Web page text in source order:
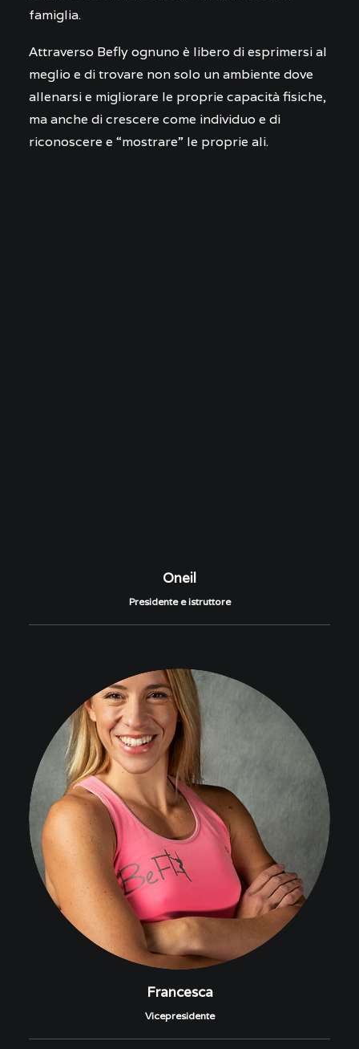
famiglia.
Attraverso Befly ognuno è libero di esprimersi al
meglio e di trovare non solo un ambiente dove
allenarsi e migliorare le proprie capacità fisiche,
ma anche di crescere come individuo e di
riconoscere e “mostrare” le proprie ali.
Oneil
Presidente e istruttore
Francesca
Vicepresidente